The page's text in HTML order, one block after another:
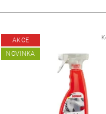
AKCE
NOVINKA